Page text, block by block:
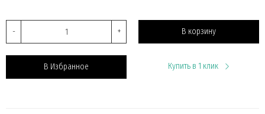
- + В корзину
В Избранное Купить в 1 клик